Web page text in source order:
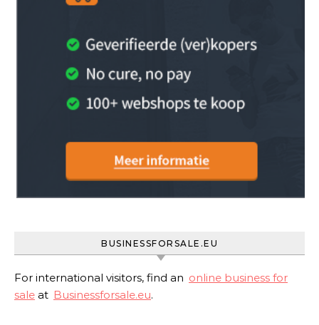
BUSINESSFORSALE.EU
For international visitors, find an online business for
sale at Businessforsale.eu.